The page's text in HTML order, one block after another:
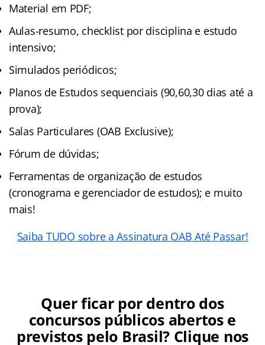
Material em PDF;
Aulas-resumo, checklist por disciplina e estudo
intensivo;
Simulados periódicos;
Planos de Estudos sequenciais (90,60,30 dias até a
prova);
Salas Particulares (OAB Exclusive);
Fórum de dúvidas;
Ferramentas de organização de estudos
(cronograma e gerenciador de estudos); e muito
mais!
Saiba TUDO sobre a Assinatura OAB Até Passar!
Quer ficar por dentro dos
concursos públicos abertos e
previstos pelo Brasil? Clique nos